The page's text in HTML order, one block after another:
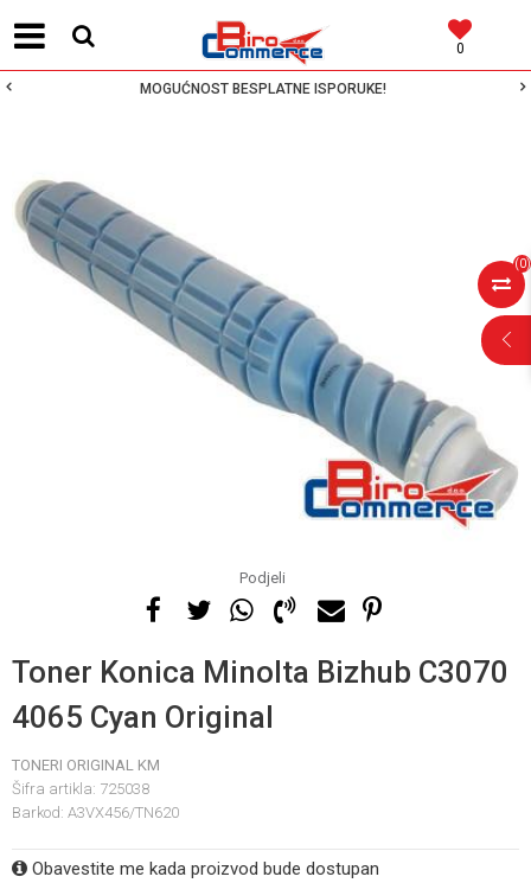
0
MOGUĆNOST BESPLATNE ISPORUKE!
(0)
Podjeli
Toner Konica Minolta Bizhub C3070
4065 Cyan Original
TONERI ORIGINAL KM
Šifra artikla: 725038
Barkod: A3VX456/TN620
Obavestite me kada proizvod bude dostupan